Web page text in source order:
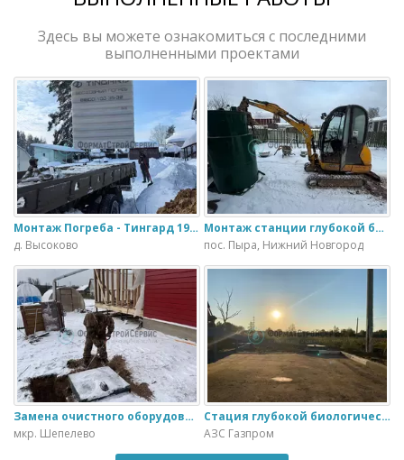
Здесь вы можете ознакомиться с последними
выполненными проектами
Монтаж Погреба - Тингард 1900
д. Высоково
Монтаж станции глубокой биологической очистки ИталБио - 5 с колодцем дренажным для слива воды
пос. Пыра, Нижний Новгород
Замена очистного оборудования Дека - 3 на ЭкоГранд - 6
мкр. Шепелево
Стация глубокой биологической очистки ЕвроЛос- 20
АЗС Газпром